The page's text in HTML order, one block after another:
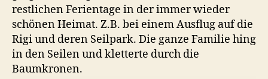
restlichen Ferientage in der immer wieder
schönen Heimat. Z.B. bei einem Ausflug auf die
Rigi und deren Seilpark. Die ganze Familie hing
in den Seilen und kletterte durch die
Baumkronen.